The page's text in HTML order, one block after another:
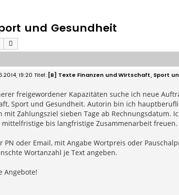
und Gesundheit
Suche
19:20 [B] Texte Finanzen und Wirtschaft, Sport
freigewordener Kapazitäten suche ich neue
Sport und Gesundheit. Autorin bin ich
mit Zahlungsziel sieben Tage ab Rechnungsdatum.
bis langfristige Zusammenarbeit
oder Email, mit Angabe Wortpreis oder
Wortanzahl je Text angeben.
Angebote!